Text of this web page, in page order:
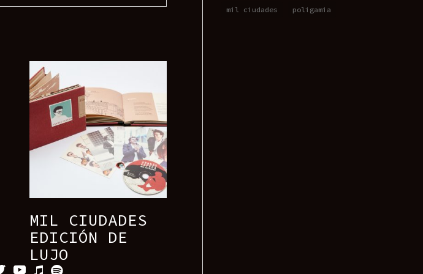
MIL CIUDADES
EDICIÓN DE
LUJO
mil ciudades poligamia